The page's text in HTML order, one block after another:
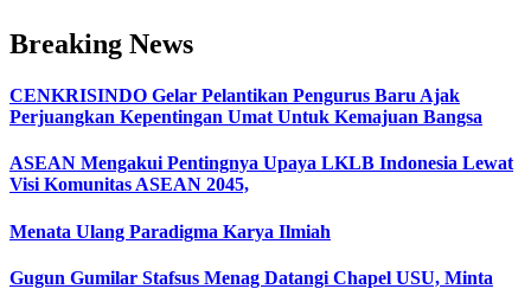
Breaking News
CENKRISINDO Gelar Pelantikan Pengurus Baru Ajak
Perjuangkan Kepentingan Umat Untuk Kemajuan Bangsa
ASEAN Mengakui Pentingnya Upaya LKLB Indonesia Lewat
Visi Komunitas ASEAN 2045,
Menata Ulang Paradigma Karya Ilmiah
Gugun Gumilar Stafsus Menag Datangi Chapel USU, Minta